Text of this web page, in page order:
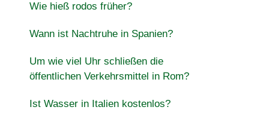
Wie hieß rodos früher?
Wann ist Nachtruhe in Spanien?
Um wie viel Uhr schließen die
öffentlichen Verkehrsmittel in Rom?
Ist Wasser in Italien kostenlos?